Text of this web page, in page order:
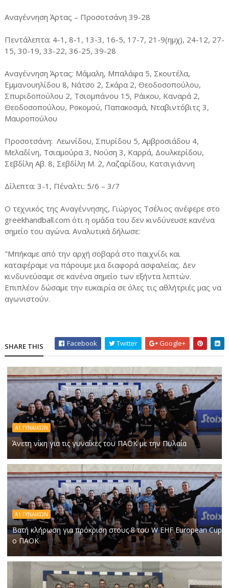
Αναγέννηση Άρτας – Προσοτσάνη 39-28
Πεντάλεπτα: 4-1, 8-1, 13-3, 16-5, 17-7, 21-9(ημχ), 24-12, 27-
15, 30-19, 33-22, 36-25, 39-28
Αναγέννηση Άρτας: Μάμαλη, Μπαλάφα 5, Σκουτέλα,
Εμμανουηλίδου 8, Νάτσο 2, Σκάρα 2, Θεοδοσοπούλου,
Σπυριδοπούλου 2, Τσιομπάνου 15, Ράικου, Καναρά 2,
Θεοδοσοπούλου, Ροκομού, Παπακοσμά, Νταβιντόβιτς 3,
Μαυροπούλου
Προσοτσάνη: Λεωνίδου, Σπυρίδου 5, Αμβροσιάδου 4,
Μελαδίνη, Τσιαμούρα 3, Νούση 3, Καρρά, Δουλκερίδου,
Σεβδίλη Αβ. 8, Σεβδίλη Μ. 2, Λαζαρίδου, Κατσιγιάννη
Δίλεπτα: 3-1, Πέναλτι: 5/6 – 3/7
Ο τεχνικός της Αναγέννησης, Γιώργος Τσέλιος ανέφερε στο
greekhandball.com ότι η ομάδα του δεν κινδύνευσε κανένα
σημείο του αγώνα. Αναλυτικά δήλωσε:
"Μπήκαμε από την αρχή σοβαρά στο παιχνίδι και
καταφέραμε να πάρουμε μια διαφορά ασφαλείας. Δεν
κινδυνεύσαμε σε κανένα σημείο των εξήντα λεπτών.
Επιπλέον δώσαμε την ευκαιρία σε όλες τις αθλήτριές μας να
αγωνιστούν.
SHARE THIS Facebook Twitter Google+
Α1 ΓΥΝΑΙΚΏΝ
Άνετη νίκη για τις γυναίκες του ΠΑΟΚ με την Πυλαία
Α1 ΓΥΝΑΙΚΏΝ
Βατή κλήρωση για πρόκριση στους 8 του W EHF European Cup
ο ΠΑΟΚ